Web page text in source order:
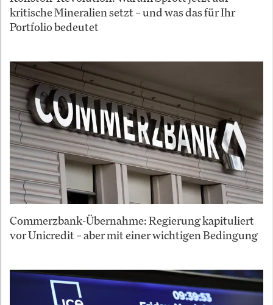
kritische Mineralien setzt – und was das für Ihr
Portfolio bedeutet
Commerzbank-Übernahme: Regierung kapituliert
vor Unicredit – aber mit einer wichtigen Bedingung